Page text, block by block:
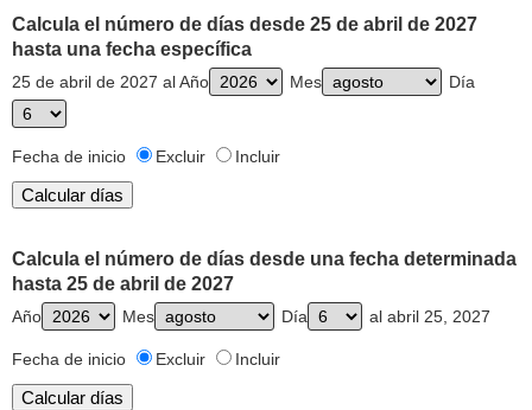
Calcula el número de días desde 25 de abril de 2027
hasta una fecha específica
25 de abril de 2027 al Año Mes Día
Fecha de inicio Excluir Incluir
Calcula el número de días desde una fecha determinada
hasta 25 de abril de 2027
Año Mes Día al abril 25, 2027
Fecha de inicio Excluir Incluir